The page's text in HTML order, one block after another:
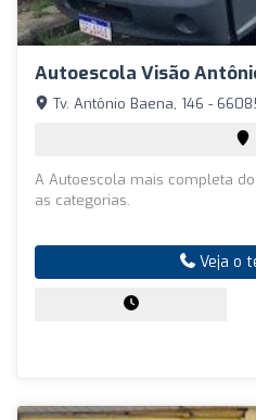
Autoescola Visão
Tv. Antônio Baena, 146 -
A Autoescola mais completa
as categorias.
Veja o